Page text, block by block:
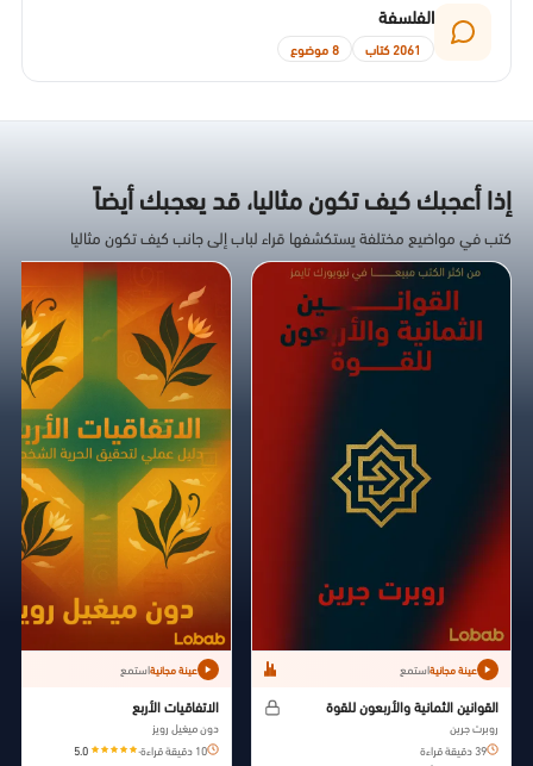
الفلسفة
2061 كتاب 8 موضوع
إذا أعجبك كيف تكون مثاليا، قد يعجبك أيضاً
كتب في مواضيع مختلفة يستكشفها قراء لباب إلى جانب كيف تكون مثاليا
عينة مجانيةاستمع
القوانين الثمانية والأربعون للقوة
روبرت جرين
39 دقيقة قراءة
عينة مجانيةاستمع
الاتفاقيات الأربع
دون ميغيل رويز
10 دقيقة قراءة
·
5.0